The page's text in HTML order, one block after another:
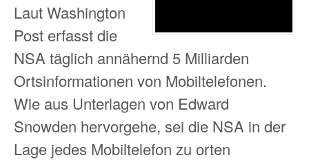
Laut Washington
Post erfasst die
NSA täglich annähernd 5 Milliarden
Ortsinformationen von Mobiltelefonen.
Wie aus Unterlagen von Edward
Snowden hervorgehe, sei die NSA in der
Lage jedes Mobiltelefon zu orten